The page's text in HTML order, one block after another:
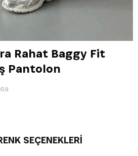
Rahat Baggy Fit
Pantolon
SEÇENEKLERI